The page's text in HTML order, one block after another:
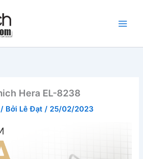
Hera EL-8238
/ Bởi Lê Đạt/ 25/02/2023